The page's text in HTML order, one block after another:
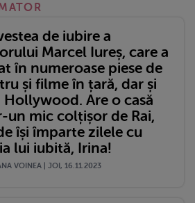
de iubire a
Marcel Iureș, care a
în numeroase piese de
și filme în țară, dar și
Hollywood. Are o casă
un mic colțișor de Rai,
își împarte zilele cu
lui iubită, Irina!
VOINEA | JOI, 16.11.2023